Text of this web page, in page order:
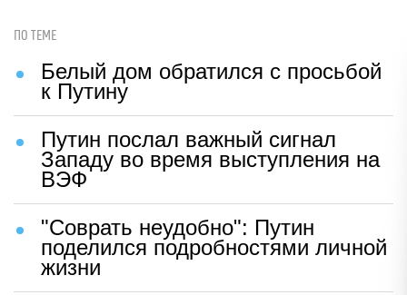
ПО ТЕМЕ
Белый дом обратился с просьбой
к Путину
Путин послал важный сигнал
Западу во время выступления на
ВЭФ
"Соврать неудобно": Путин
поделился подробностями личной
жизни